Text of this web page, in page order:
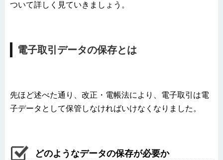
ついて詳しく見ていきましょう。
電子取引データの保存とは
先ほど述べた通り、改正・電帳法により、電子取引は電
子データとして保管しなければいけなくなりました。
どのようなデータの保存が必要か